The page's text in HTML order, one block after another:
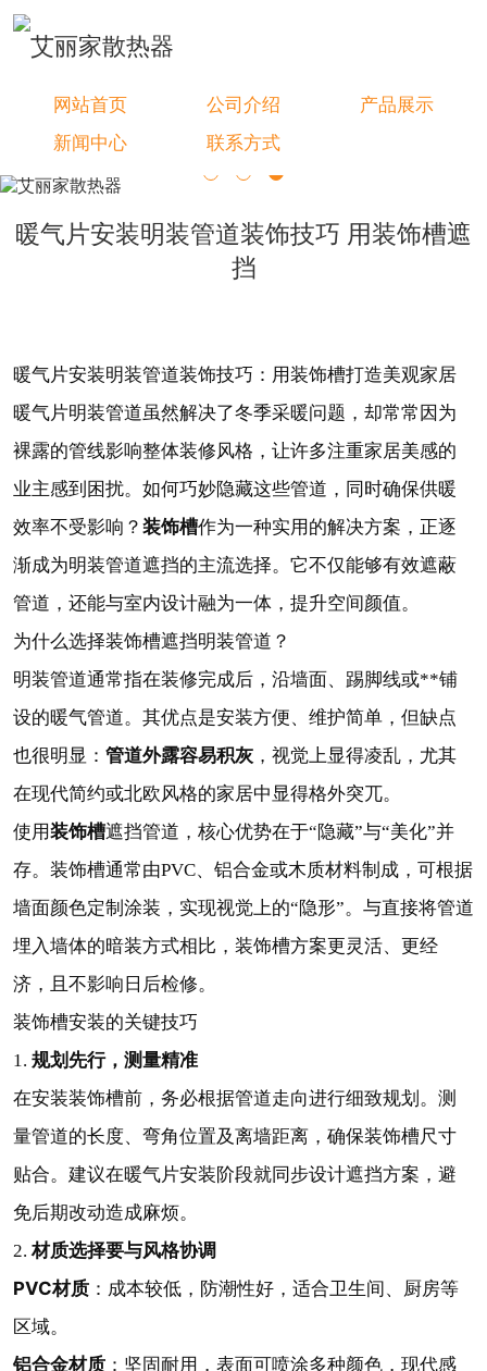
网站首页 公司介绍
产品展示
新闻中心
联系方式
暖气片安装明装管道装饰技巧 用装饰槽遮
挡
暖气片安装明装管道装饰技巧：用装饰槽打造美观家居
暖气片明装管道虽然解决了冬季采暖问题，却常常因为
裸露的管线影响整体装修风格，让许多注重家居美感的
业主感到困扰。如何巧妙隐藏这些管道，同时确保供暖
效率不受影响？ 装饰槽作为一种实用的解决方案，正逐
渐成为明装管道遮挡的主流选择。它不仅能够有效遮蔽
管道，还能与室内设计融为一体，提升空间颜值。
为什么选择装饰槽遮挡明装管道？
明装管道通常指在装修完成后，沿墙面、踢脚线或**铺
设的暖气管道。其优点是安装方便、维护简单，但缺点
也很明显： 管道外露容易积灰，视觉上显得凌乱，尤其
在现代简约或北欧风格的家居中显得格外突兀。
使用装饰槽遮挡管道，核心优势在于“隐藏”与“美化”并
存。装饰槽通常由PVC、铝合金或木质材料制成，可根据
墙面颜色定制涂装，实现视觉上的“隐形”。与直接将管道
埋入墙体的暗装方式相比，装饰槽方案更灵活、更经
济，且不影响日后检修。
装饰槽安装的关键技巧
1. 规划先行，测量精准
在安装装饰槽前，务必根据管道走向进行细致规划。测
量管道的长度、弯角位置及离墙距离，确保装饰槽尺寸
贴合。建议在暖气片安装阶段就同步设计遮挡方案，避
免后期改动造成麻烦。
2.材质选择要与风格协调
PVC材质：成本较低，防潮性好，适合卫生间、厨房等
区域。
铝合金材质：坚固耐用，表面可喷涂多种颜色，现代感